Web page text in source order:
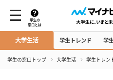
学生の
窓口とは
大学生活 学生トレンド 学
学生の窓口トップ 大学生活 学生トレン